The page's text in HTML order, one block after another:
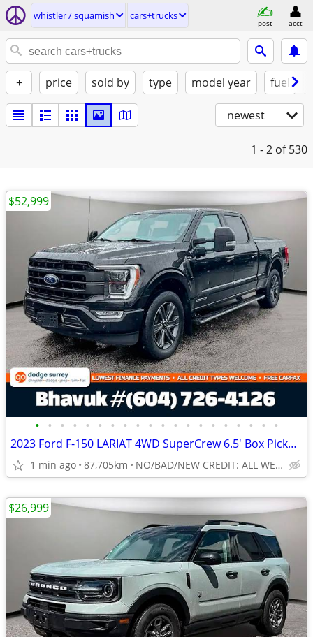
whistler / squamish cars+trucks
post acct
+ price sold by type model year fuel
newest
1 - 2 of 530
• • • • • • • • • • • • • • • • • • • •
2023 Ford F-150 LARIAT 4WD SuperCrew 6.5' Box Pickup: LOCAL, LOW KMS
1 min ago 87,705km NO/BAD/NEW CREDIT: ALL WELCOME!
$52,999
$26,999